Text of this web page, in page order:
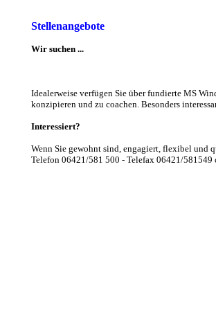
Stellenangebote
Wir suchen ...
Idealerweise verfügen Sie über fundierte MS
konzipieren und zu coachen. Besonders
Interessiert?
Wenn Sie gewohnt sind, engagiert, flexibel und
Telefon 06421/581 500 - Telefax 06421/581549